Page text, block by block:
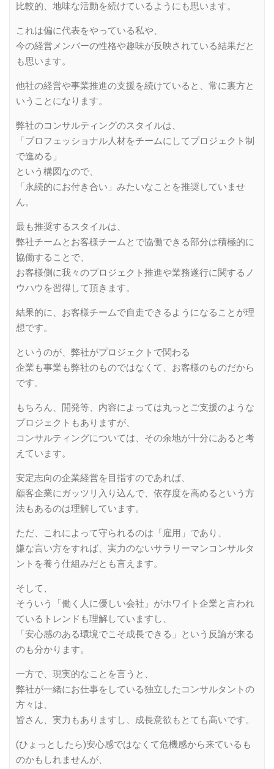
比較的、地味な活動を続けているようにも思います。
これは偏に代表をやっている私や、
今の経営メンバーの性格や趣味が反映されている結果だと
も思います。
他社の経営や事業推進の支援を続けていると、常に裏方と
いうことになります。
弊社のコンサルティングのスタイルは、
「プロフェッショナル人材をチームにしてプロジェクト制
で進める」
という構図なので、
「永続的にお付き合い」みたいなことを推奨していませ
ん。
最も推奨するスタイルは、
弊社チームとお客様チームとで協働できる部分は積極的に
協働することで、
お客様側に我々のプロジェクト推進や業務遂行に関するノ
ウハウを習得して頂きます。
結果的に、お客様チームで自走できるようになることが理
想です。
というのが、弊社がプロジェクトで関わる
企業も事業も弊社のものではなくて、お客様のものだから
です。
もちろん、開発等、内容によっては丸っとご支援のような
プロジェクトもありますが、
コンサルティングについては、その余地が十分にあると考
えています。
安定志向の企業経営を目指すのであれば、
顧客企業にガッツリ入り込んで、依存度を高めるという方
法もあるのは理解しています。
ただ、これによって守られるのは「雇用」であり、
嫌な言い方をすれば、実力のないサラリーマンコンサルタ
ントを養う仕組みだとも言えます。
そして、
そういう「働く人に優しい会社」がホワイト企業と言われ
ているトレンドも理解していますし、
「安心感のある環境でこそ成長できる」という反論が来る
のも分かります。
一方で、現実的なことを言うと、
弊社が一緒にお仕事をしている独立したコンサルタントの
方々は、
皆さん、実力もありますし、成長意欲もとても高いです。
(ひょっとしたら)安心感ではなくて危機感から来ているも
のかもしれませんが、